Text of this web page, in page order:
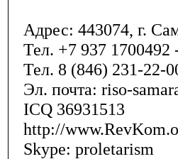
Адрес: 443074, г.
Тел. +7 937 1700492
Тел. 8 (846) 231-22-
Эл. почта: riso-
ICQ 36931513
http://
Skype: proletarism